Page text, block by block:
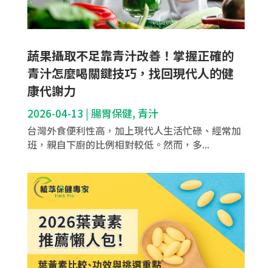
蔬果攝取不足靠青汁改善！掌握正確的
青汁怎麼喝關鍵技巧，找回現代人的健
康代謝力
2026-04-13 | 腸胃保健, 青汁
台灣外食便利性高，加上現代人生活忙碌、經常加
班，親自下廚的比例相對較低。然而，多...